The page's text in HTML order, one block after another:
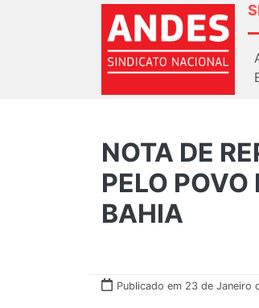
NOTA DE
PELO
BAHIA
Publicado em 23 de Janeiro